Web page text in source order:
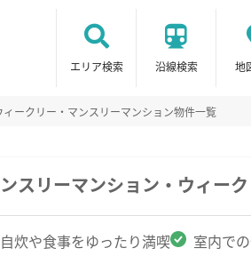
エリア検索 沿線検索 地
ィークリー・マンスリーマンション物件一覧
スリーマンション・ウィー
自炊や食事をゆったり満喫 室内で